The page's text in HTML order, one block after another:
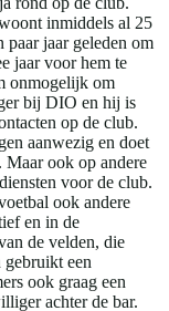
inmiddels al 25
jaar geleden om
jaar voor hem te
onmogelijk om
bij DIO en hij is
op de club.
aanwezig en doet
Maar ook op andere
voor de club.
ook andere
en in de
de velden, die
een
ook graag een
achter de bar.